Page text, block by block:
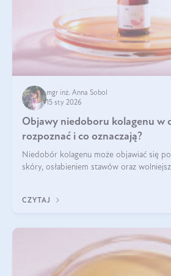
mgr inż. Anna Sobol
15 sty 2026
Objawy niedoboru kolagenu w
rozpoznać i co oznaczają?
Niedobór kolagenu może objawiać się
skóry, osłabieniem stawów oraz
osłabienie włosów.
CZYTAJ